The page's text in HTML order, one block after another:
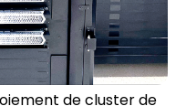
de cluster de